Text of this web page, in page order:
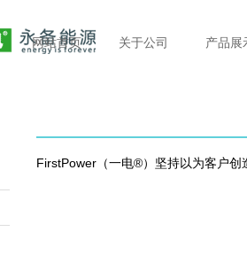
网站首页 关于公司 产品展
FirstPower（一电®）坚持以为客户